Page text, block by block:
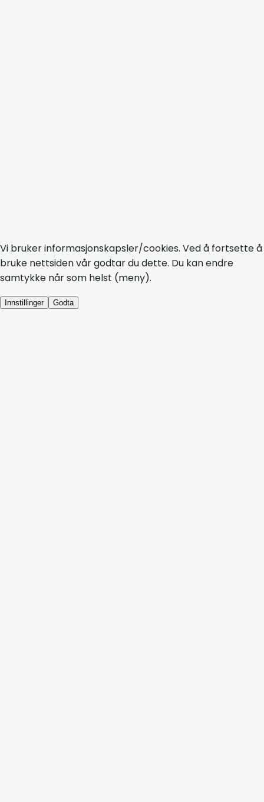
Vi bruker informasjonskapsler/cookies. Ved å fortsette å
bruke nettsiden vår godtar du dette. Du kan endre
samtykke når som helst (meny).
Innstillinger Godta